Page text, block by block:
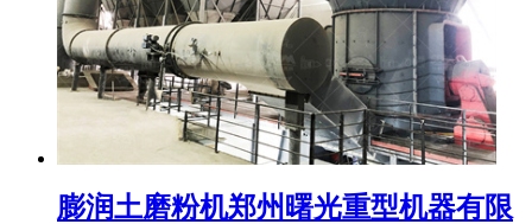
膨润土磨粉机郑州曙光重型机器有限